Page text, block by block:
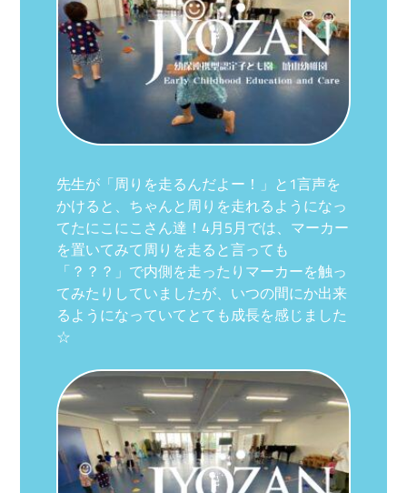
先生が「周りを走るんだよー！」と1言声を
かけると、ちゃんと周りを走れるようになっ
てたにこにこさん達！4月5月では、マーカー
を置いてみて周りを走ると言っても
「？？？」で内側を走ったりマーカーを触っ
てみたりしていましたが、いつの間にか出来
るようになっていてとても成長を感じました
☆